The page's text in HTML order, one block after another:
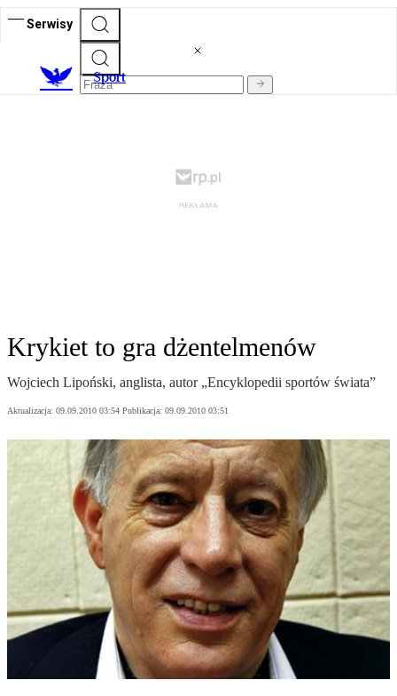
Serwisy
Sport
Krykiet to gra dżentelmenów
Wojciech Lipoński, anglista, autor „Encyklopedii sportów świata”
Aktualizacja: 09.09.2010 03:54 Publikacja: 09.09.2010 03:51